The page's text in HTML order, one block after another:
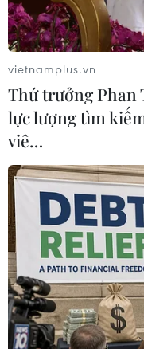
#Cục Viễn thông
vietnamplus.vn
Thứ trưởng Phan
lực lượng tìm
viê…